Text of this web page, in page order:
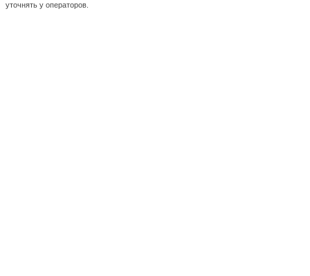
уточнять у операторов.